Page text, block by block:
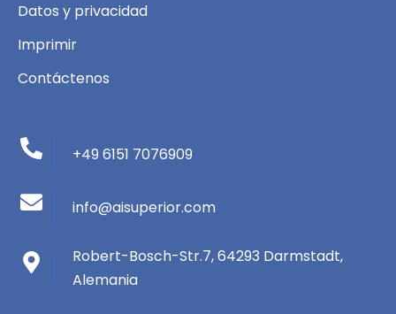
Datos y privacidad
Imprimir
Contáctenos
+49 6151 7076909
info@aisuperior.com
Robert-Bosch-Str.7, 64293 Darmstadt,
Alemania